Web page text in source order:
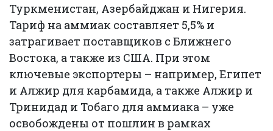
Туркменистан, Азербайджан и Нигерия.
Тариф на аммиак составляет 5,5% и
затрагивает поставщиков с Ближнего
Востока, а также из США. При этом
ключевые экспортеры – например, Египет
и Алжир для карбамида, а также Алжир и
Тринидад и Тобаго для аммиака – уже
освобождены от пошлин в рамках